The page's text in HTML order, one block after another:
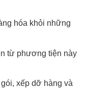
hóa khỏi những
từ phương tiện này
xếp dỡ hàng và